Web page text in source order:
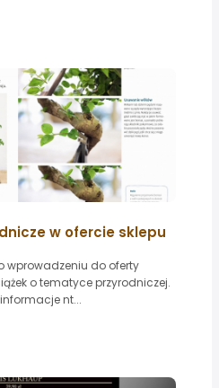
w ofercie sklepu
wprowadzeniu do oferty
o tematyce przyrodniczej.
nt...